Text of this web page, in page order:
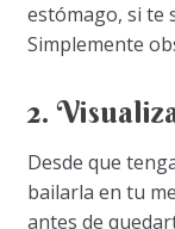
estómago, si te
Simplemente
2.
Desde que
bailarla en tu
antes de